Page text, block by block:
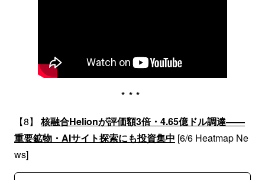
***
【8】 核融合Helionが評価額3倍・4.65億ドル調達——
重要鉱物・AIサイト探索にも投資集中 [6/6 Heatmap Ne
ws]